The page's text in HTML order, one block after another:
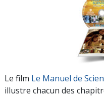
Le film Le Manuel de
illustre chacun des